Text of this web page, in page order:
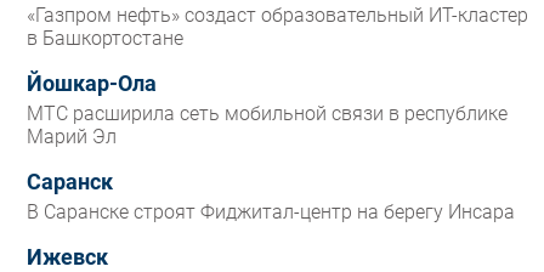
«Газпром нефть» создаст образовательный ИТ-кластер
в Башкортостане
Йошкар-Ола
МТС расширила сеть мобильной связи в республике
Марий Эл
Саранск
В Саранске строят Фиджитал-центр на берегу Инсара
Ижевск